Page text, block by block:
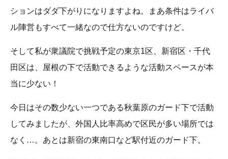
ションはダダ下がりになりますよね。まあ条件はライバ
ル陣営もすべて一緒なので仕方ないのですけど。
そして私が衆議院で挑戦予定の東京1区、新宿区・千代
田区は、屋根の下で活動できるような活動スペースが本
当に少ない！
今日はその数少ない一つである秋葉原のガード下で活動
してみましたが、外国人比率高めで区民が多い場所では
なく…。あとは新宿の東南口など駅付近のガード下。